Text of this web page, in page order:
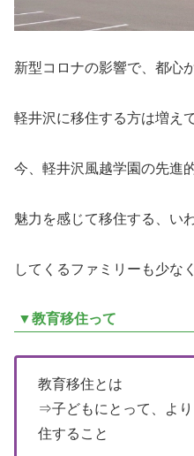
新型コロナの影響で、都心
軽井沢に移住する方は増え
今、軽井沢風越学園の先進
魅力を感じて移住する、い
してくるファミリーも少な
▼教育移住って
教育移住とは
⇒子どもにとって、よ
住すること